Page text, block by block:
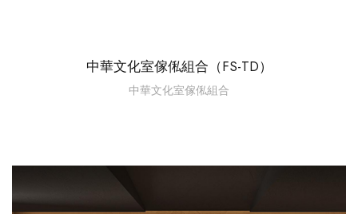
中華文化室傢俬組合（FS-TD）
中華文化室傢俬組合